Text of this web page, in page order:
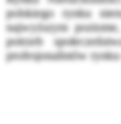
polskiego rynku
najwyższym
potrzeb
profesjonalistów rynku